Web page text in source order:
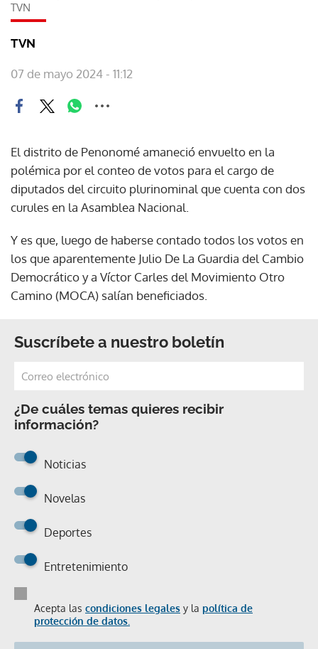
TVN
TVN
07 de mayo 2024 - 11:12
El distrito de Penonomé amaneció envuelto en la
polémica por el conteo de votos para el cargo de
diputados del circuito plurinominal que cuenta con dos
curules en la Asamblea Nacional.
Y es que, luego de haberse contado todos los votos en
los que aparentemente Julio De La Guardia del Cambio
Democrático y a Víctor Carles del Movimiento Otro
Camino (MOCA) salían beneficiados.
Suscríbete a nuestro boletín
¿De cuáles temas quieres recibir
información?
Noticias
Novelas
Deportes
Entretenimiento
Acepta las condiciones legales y la política de
protección de datos.